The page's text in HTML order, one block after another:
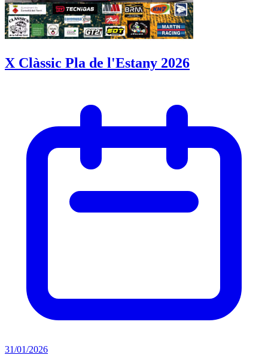
X Clàssic Pla de l'Estany 2026
31/01/2026